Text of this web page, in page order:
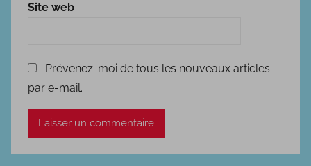
Site web
Prévenez-moi de tous les nouveaux articles
par e-mail.